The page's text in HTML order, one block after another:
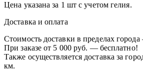
Цена указана за 1 шт с учетом гелия.
Доставка и оплата
Стоимость доставки в пределах
При заказе от 5 000 руб. — бесплатно!
Также осуществляется доставка за
км.